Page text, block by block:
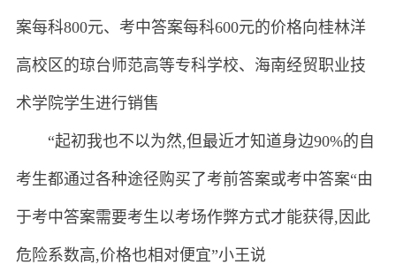
案每科800元、考中答案每科600元的价格向桂林洋
高校区的琼台师范高等专科学校、海南经贸职业技
术学院学生进行销售
“起初我也不以为然,但最近才知道身边90%的自
考生都通过各种途径购买了考前答案或考中答案“由
于考中答案需要考生以考场作弊方式才能获得,因此
危险系数高,价格也相对便宜”小王说